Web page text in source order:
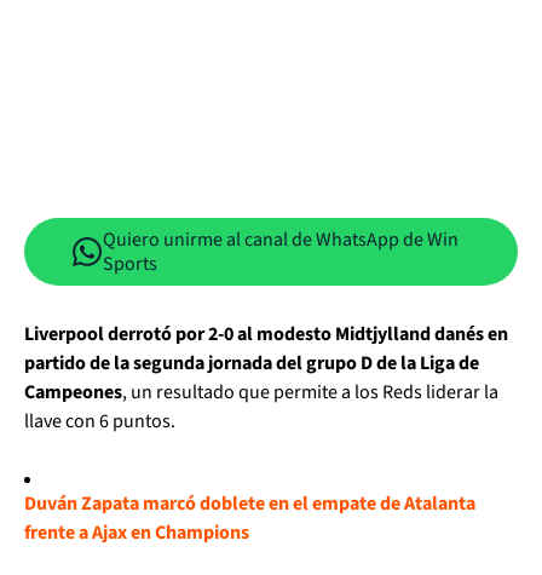
Quiero unirme al canal de WhatsApp de Win
Sports
Liverpool derrotó por 2-0 al modesto Midtjylland danés en
partido de la segunda jornada del grupo D de la Liga de
Campeones, un resultado que permite a los Reds liderar la
llave con 6 puntos.
Duván Zapata marcó doblete en el empate de Atalanta
frente a Ajax en Champions